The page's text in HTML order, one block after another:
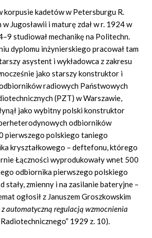
korpusie kadetów w Petersburgu R.
Jugosławii i maturę zdał w r. 1924 w
studiował mechanikę na Politechn.
dyplomu inżynierskiego pracował tam
asystent i wykładowca z zakresu
jako starszy konstruktor i
radiowych Państwowych
(PZT) w Warszawie,
jako wybitny polski konstruktor
odbiorników
pierwszego polskiego taniego
kryształkowego – deftefonu, którego
Łączności wyprodukowały wnet 500
odbiornika pierwszego polskiego
stały, zmienny i na zasilanie bateryjne –
ogłosił z Januszem Groszkowskim
automatyczną regulacją wzmocnienia
1929 z. 10).